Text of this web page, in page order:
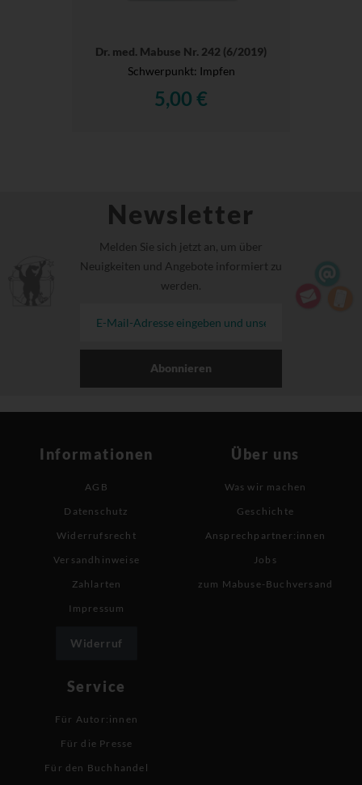
Dr. med. Mabuse Nr. 242 (6/2019)
Schwerpunkt: Impfen
5,00 €
Newsletter
Melden Sie sich jetzt an, um über
Neuigkeiten und Angebote informiert zu
werden.
Abonnieren
Informationen
AGB
Datenschutz
Widerrufsrecht
Versandhinweise
Zahlarten
Impressum
Widerruf
Über uns
Was wir machen
Geschichte
Ansprechpartner:innen
Jobs
zum Mabuse-Buchversand
Service
Für Autor:innen
Für die Presse
Für den Buchhandel